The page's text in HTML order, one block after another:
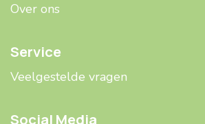
Over ons
Service
Veelgestelde ​​vragen
Social Media